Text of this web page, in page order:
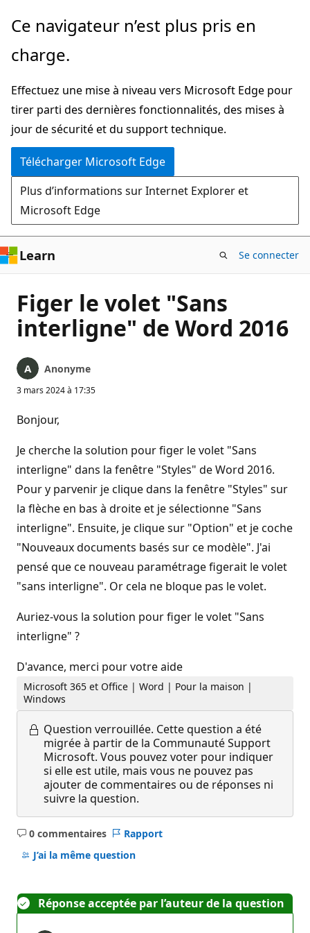
Passer
directement
au
principal
Ce navigateur n’est plus pris en
charge.
Effectuez une mise à niveau vers Microsoft Edge pour
tirer parti des dernières fonctionnalités, des mises à
jour de sécurité et du support technique.
Télécharger Microsoft Edge
Plus d’informations sur Internet Explorer et
Microsoft Edge
Learn Se connecter
Figer le volet "Sans
interligne" de Word 2016
Anonyme
3 mars 2024 à 17:35
Bonjour,
Je cherche la solution pour figer le volet "Sans
interligne" dans la fenêtre "Styles" de Word 2016.
Pour y parvenir je clique dans la fenêtre "Styles" sur
la flèche en bas à droite et je sélectionne "Sans
interligne". Ensuite, je clique sur "Option" et je coche
"Nouveaux documents basés sur ce modèle". J'ai
pensé que ce nouveau paramétrage figerait le volet
"sans interligne". Or cela ne bloque pas le volet.
Auriez-vous la solution pour figer le volet "Sans
interligne" ?
D'avance, merci pour votre aide
Microsoft 365 et Office | Word | Pour la maison |
Windows
Question verrouillée. Cette question a été
migrée à partir de la Communauté Support
Microsoft. Vous pouvez voter pour indiquer
si elle est utile, mais vous ne pouvez pas
ajouter de commentaires ou de réponses ni
suivre la question.
0 commentaires
Aucun
commentaire
Rapport
J’ai la même question
Réponse acceptée par l’auteur de la question